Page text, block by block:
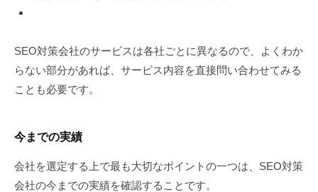
SEO対策会社のサービスは各社ごとに異なるので、よくわか
らない部分があれば、サービス内容を直接問い合わせてみる
ことも必要です。
今までの実績
会社を選定する上で最も大切なポイントの一つは、SEO対策
会社の今までの実績を確認することです。